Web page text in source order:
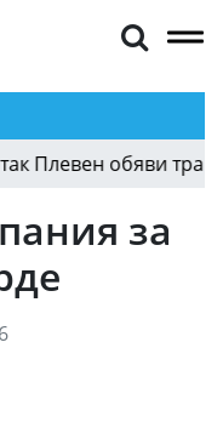
обяви
за